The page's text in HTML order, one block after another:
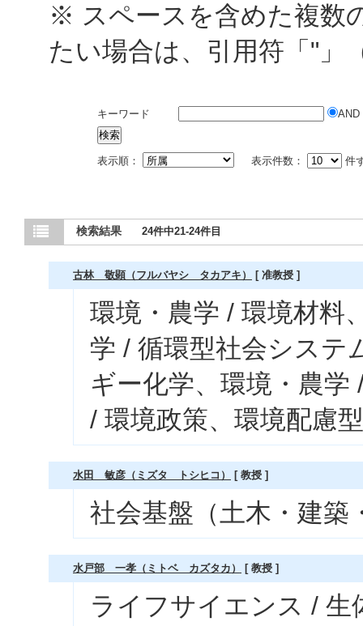
※ スペースを含めた複数
たい場合は、引用符「"」
キーワード AND
表示順： 表示件数： 件
検索結果 24件中21-24件目
古林 敬顕（フルバヤシ タカアキ） [ 准教授 ]
環境・農学 / 環境材料
学 / 循環型社会システ
ギー化学、環境・農学
/ 環境政策、環境配慮
水田 敏彦（ミズタ トシヒコ） [ 教授 ]
社会基盤（土木・建築
水戸部 一孝（ミトベ カズタカ） [ 教授 ]
ライフサイエンス / 生